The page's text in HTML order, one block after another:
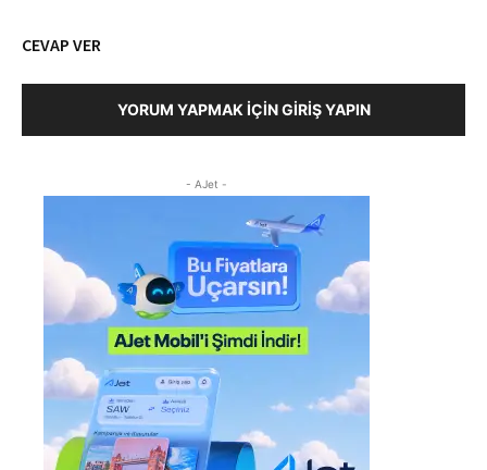
CEVAP VER
YORUM YAPMAK İÇIN GIRIŞ YAPIN
- AJet -